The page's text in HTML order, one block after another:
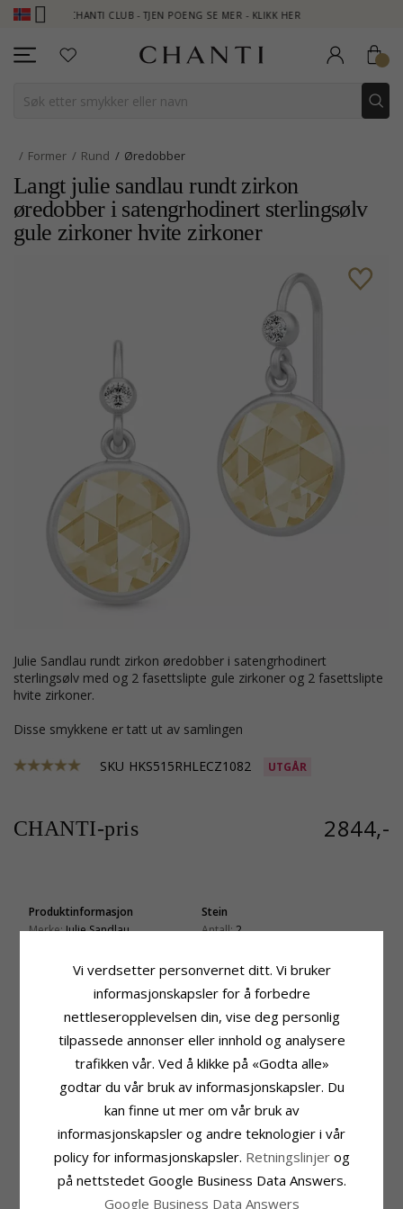
CHANTI CLUB - TJEN POENG SE MER - KLIKK HER
Former Rund Øredobber
Langt julie sandlau rundt zirkon
øredobber i satengrhodinert sterlingsølv
gule zirkoner hvite zirkoner
Julie Sandlau rundt zirkon øredobber i satengrhodinert
sterlingsølv med og 2 fasettslipte gule zirkoner og 2 fasettslipte
hvite zirkoner.
Disse smykkene er tatt ut av samlingen
SKU HKS515RHLECZ1082 UTGÅR
CHANTI-pris 2844,-
Produktinformasjon
Merke:Julie Sandlau
Rundt
Øredobber
Edelmetall:
Satengrhodinert Sterlingsølv
Stein
Antall:2
Farge:Gul
Stein
Sliping:Fasettslipt
Farge: Hvit
Stein:Zirkon
Høyde:21 mm
11,7 mm
Leveringstid
Leveringstid:Ca. 5-10 Hverdager
MEST POPULÆRE PRODUKTER I
Vi verdsetter personvernet ditt. Vi bruker
informasjonskapsler for å forbedre
nettleseropplevelsen din, vise deg personlig
tilpassede annonser eller innhold og analysere
trafikken vår. Ved å klikke på «Godta alle»
godtar du vår bruk av informasjonskapsler. Du
kan finne ut mer om vår bruk av
informasjonskapsler og andre teknologier i vår
policy for informasjonskapsler. Retningslinjer og
på nettstedet Google Business Data Answers.
Google Business Data Answers